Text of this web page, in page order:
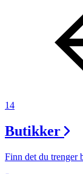
14
Butikker
Finn det du trenger